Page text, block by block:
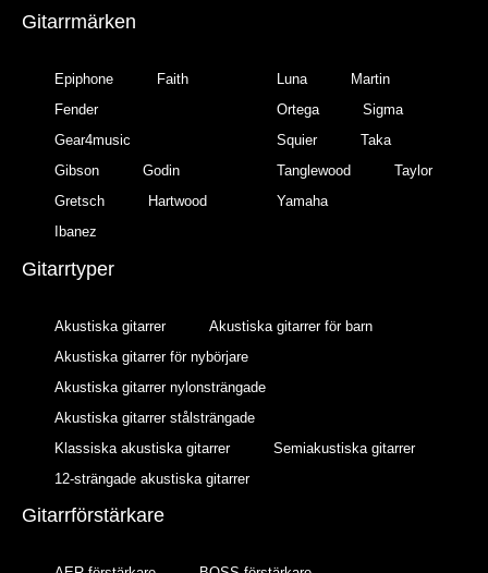
Gitarrmärken
Epiphone
Faith
Fender
Gear4music
Gibson
Godin
Gretsch
Hartwood
Ibanez
Luna
Martin
Ortega
Sigma
Squier
Taka
Tanglewood
Taylor
Yamaha
Gitarrtyper
Akustiska gitarrer
Akustiska gitarrer för barn
Akustiska gitarrer för nybörjare
Akustiska gitarrer nylonsträngade
Akustiska gitarrer stålsträngade
Klassiska akustiska gitarrer
Semiakustiska gitarrer
12-strängade akustiska gitarrer
Gitarrförstärkare